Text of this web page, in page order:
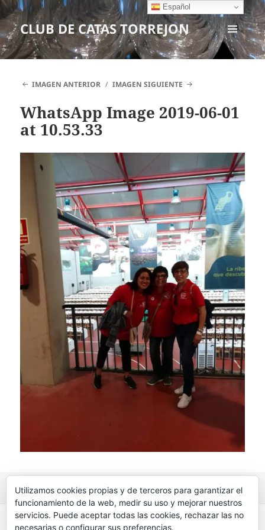
CLUB DE CATAS TORREJON
MENÚ
Y
IMAGEN ANTERIOR
IMAGEN SIGUIENTE
WhatsApp Image 2019-06-01
at 10.53.33
Publicado
el
15 junio, 2019
Tamaño
completo
1200 × 1600
Navegación
PUBLICADO EN
Español
Utilizamos cookies propias y de terceros para garantizar el
funcionamiento de la web, medir su uso y mejorar nuestros
servicios. Puede aceptar todas las cookies, rechazar las no
necesarias o configurar sus preferencias.